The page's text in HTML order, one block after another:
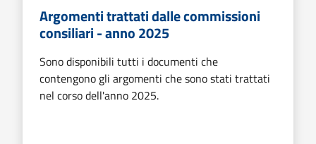
Argomenti trattati dalle commissioni
consiliari - anno 2025
Sono disponibili tutti i documenti che
contengono gli argomenti che sono stati trattati
nel corso dell'anno 2025.